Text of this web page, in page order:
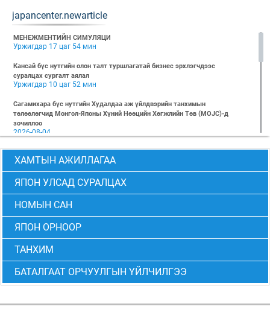
japancenter.newarticle
МЕНЕЖМЕНТИЙН СИМУЛЯЦИ
Уржигдар 17 цаг 54 мин
Кансай бүс нутгийн олон талт туршлагатай бизнес эрхлэгчдээс
суралцах сургалт аялал
Уржигдар 10 цаг 52 мин
Сагамихара бүс нутгийн Худалдаа аж үйлдвэрийн танхимын
төлөөлөгчид Монгол-Японы Хүний Нөөцийн Хөгжлийн Төв (MOJC)-д
зочиллоо
2026-08-04
"БИЗНЕС БА ХҮНИЙ ЭРХ" Нээлттэй семинарын бүртгэл эхэллээ
2026-07-28
Global Value Chain Бизнесийн практик сургалт
2026 БИЗНЕСИЙН ҮНДСЭН СУРГАЛТ-PMP АНГИ 29 дэх элсэлт
2026-07-08
2026 БИЗНЕСИЙН ҮНДСЭН СУРГАЛТ-УДИРДЛАГЫН АНГИ 29 дэх элсэлт
2026-07-06
МОНГОЛ-ЯПОНЫ ТӨВИЙН БИЗНЕСИЙН ҮНДСЭН СУРГАЛТЫН 28 ДАХЬ
ЭЛСЭЛТИЙН “CEO” болон “PMP” АНГИЙН ТӨГСӨЛТ АМЖИЛТТАЙ БОЛЖ
ӨНДӨРЛӨВ
ХАМТЫН АЖИЛЛАГАА
ЯПОН УЛСАД СУРАЛЦАХ
НОМЫН САН
ЯПОН ОРНООР
ТАНХИМ
БАТАЛГААТ ОРЧУУЛГЫН ҮЙЛЧИЛГЭЭ